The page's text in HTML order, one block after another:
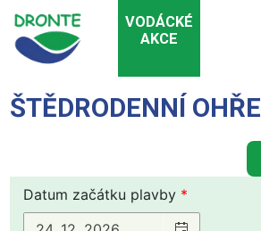
VODÁCKÉ
AKCE
ŠTĚDRODENNÍ OHŘE